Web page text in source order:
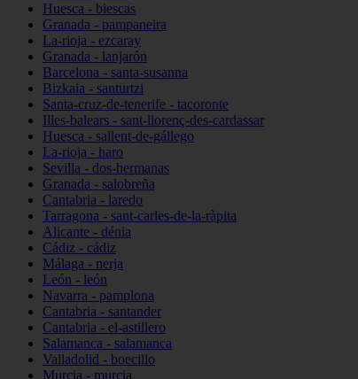
Huesca - biescas
Granada - pampaneira
La-rioja - ezcaray
Granada - lanjarón
Barcelona - santa-susanna
Bizkaia - santurtzi
Santa-cruz-de-tenerife - tacoronte
Illes-balears - sant-llorenç-des-cardassar
Huesca - sallent-de-gállego
La-rioja - haro
Sevilla - dos-hermanas
Granada - salobreña
Cantabria - laredo
Tarragona - sant-carles-de-la-ràpita
Alicante - dénia
Cádiz - cádiz
Málaga - nerja
León - león
Navarra - pamplona
Cantabria - santander
Cantabria - el-astillero
Salamanca - salamanca
Valladolid - boecillo
Murcia - murcia